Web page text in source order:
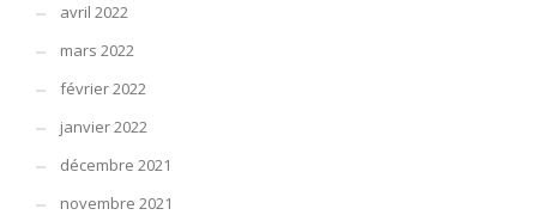
avril 2022
mars 2022
février 2022
janvier 2022
décembre 2021
novembre 2021